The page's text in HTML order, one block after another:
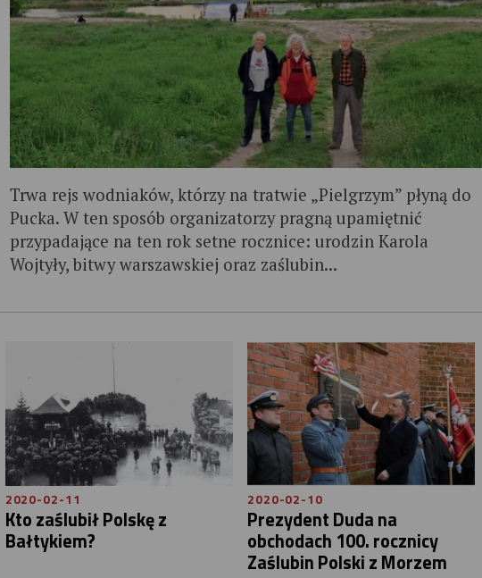
Trwa rejs wodniaków, którzy na tratwie „Pielgrzym” płyną do
Pucka. W ten sposób organizatorzy pragną upamiętnić
przypadające na ten rok setne rocznice: urodzin Karola
Wojtyły, bitwy warszawskiej oraz zaślubin...
2020-02-11
Kto zaślubił Polskę z
Bałtykiem?
2020-02-10
Prezydent Duda na
obchodach 100. rocznicy
Zaślubin Polski z Morzem